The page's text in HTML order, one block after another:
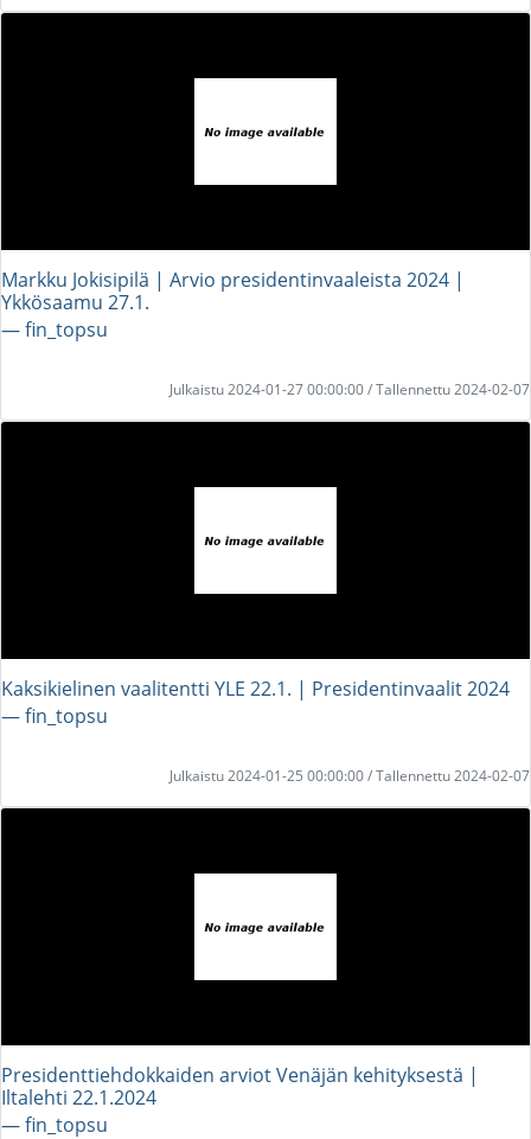
Markku Jokisipilä | Arvio presidentinvaaleista 2024 |
Ykkösaamu 27.1.
― fin_topsu
Julkaistu 2024-01-27 00:00:00 / Tallennettu 2024-02-07
Kaksikielinen vaalitentti YLE 22.1. | Presidentinvaalit 2024
― fin_topsu
Julkaistu 2024-01-25 00:00:00 / Tallennettu 2024-02-07
Presidenttiehdokkaiden arviot Venäjän kehityksestä |
Iltalehti 22.1.2024
― fin_topsu